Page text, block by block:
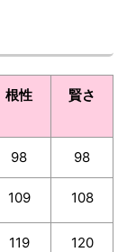
根性 賢さ
98 98
109 108
119 120